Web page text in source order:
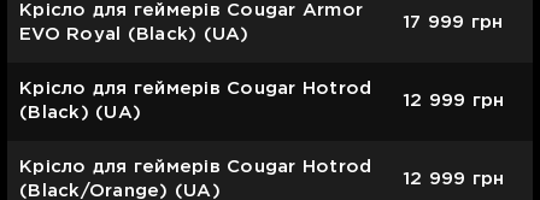
Крісло для геймерів Cougar Armor
EVO Royal (Black) (UA)
17 999 грн
Крісло для геймерів Cougar Hotrod
(Black) (UA)
12 999 грн
Крісло для геймерів Cougar Hotrod
(Black/Orange) (UA)
12 999 грн